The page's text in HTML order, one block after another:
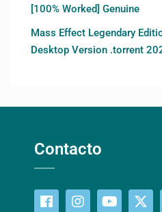
[100% Worked] Genuine
Mass Effect Legendary
Desktop Version .torrent
Contacto